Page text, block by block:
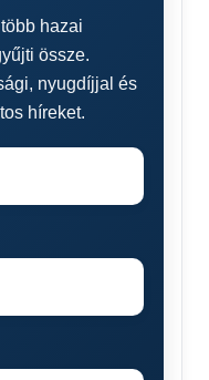
több hazai
össze.
nyugdíjjal és
híreket.